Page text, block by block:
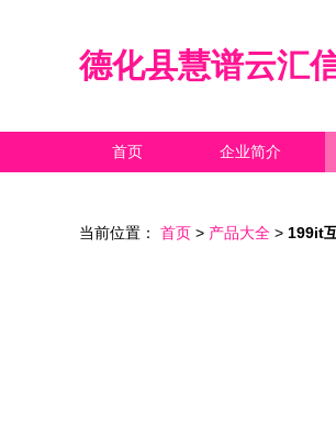
德化县慧谱云汇
首页 企业简介
当前位置： 首页 > 产品大全 > 199it